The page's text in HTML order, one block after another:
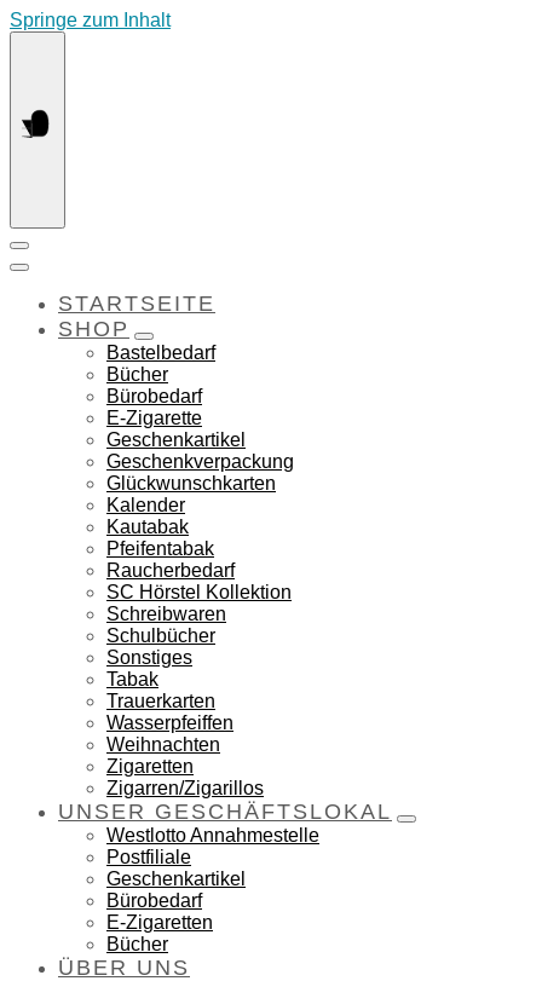
Springe zum Inhalt
STARTSEITE
SHOP
Bastelbedarf
Bücher
Bürobedarf
E-Zigarette
Geschenkartikel
Geschenkverpackung
Glückwunschkarten
Kalender
Kautabak
Pfeifentabak
Raucherbedarf
SC Hörstel Kollektion
Schreibwaren
Schulbücher
Sonstiges
Tabak
Trauerkarten
Wasserpfeiffen
Weihnachten
Zigaretten
Zigarren/Zigarillos
UNSER GESCHÄFTSLOKAL
Westlotto Annahmestelle
Postfiliale
Geschenkartikel
Bürobedarf
E-Zigaretten
Bücher
ÜBER UNS